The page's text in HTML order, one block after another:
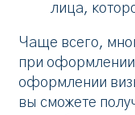
лица,
Чаще всего,
при оформлении,
оформлении
вы сможете